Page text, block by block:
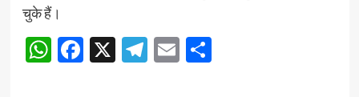
चुके हैं।
WhatsApp
Facebook
X Telegram
EmailShare